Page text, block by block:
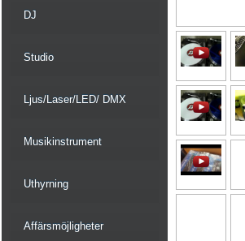
DJ
Studio
Ljus/Laser/LED/ DMX
Musikinstrument
Uthyrning
Affärsmöjligheter